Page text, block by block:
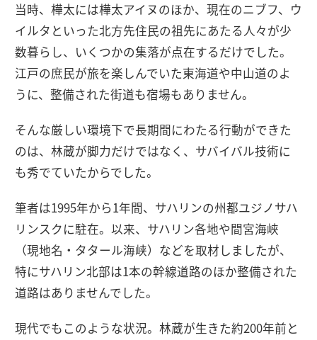
当時、樺太には樺太アイヌのほか、現在のニブフ、ウ
イルタといった北方先住民の祖先にあたる人々が少
数暮らし、いくつかの集落が点在するだけでした。
江戸の庶民が旅を楽しんでいた東海道や中山道のよ
うに、整備された街道も宿場もありません。
そんな厳しい環境下で長期間にわたる行動ができた
のは、林蔵が脚力だけではなく、サバイバル技術に
も秀でていたからでした。
筆者は1995年から1年間、サハリンの州都ユジノサハ
リンスクに駐在。以来、サハリン各地や間宮海峡
（現地名・タタール海峡）などを取材しましたが、
特にサハリン北部は1本の幹線道路のほか整備された
道路はありませんでした。
現代でもこのような状況。林蔵が生きた約200年前と